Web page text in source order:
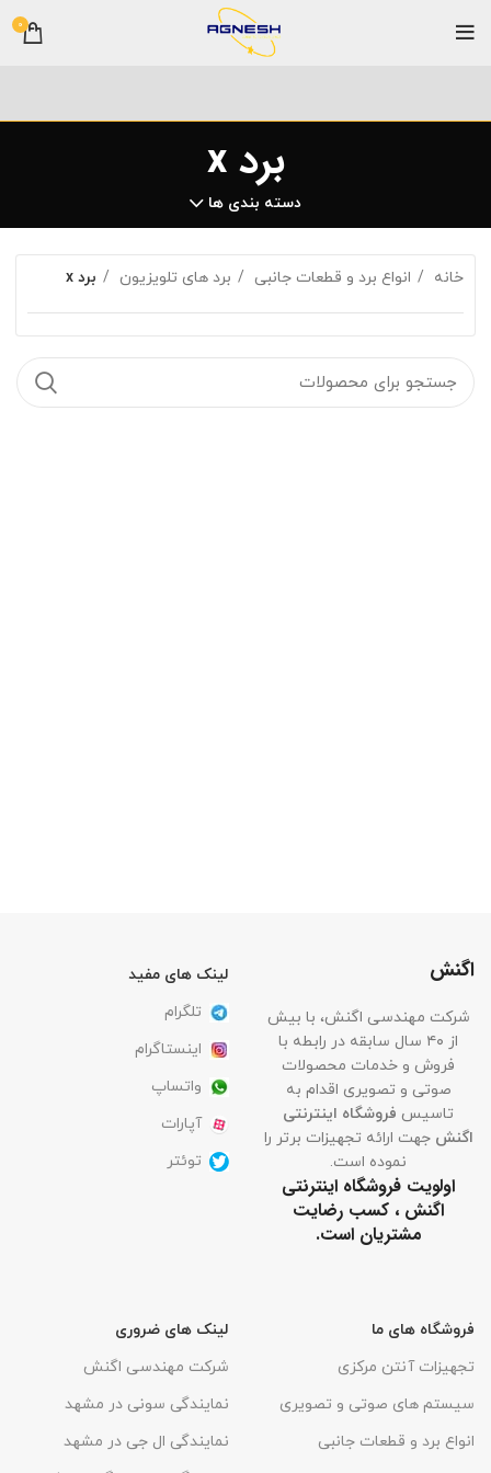
0
برد x
دسته بندی ها
خانه انواع برد و قطعات جانبی برد های تلویزیون برد x
اگنش
شرکت مهندسی اگنش، با بیش
از ۴۰ سال سابقه در رابطه با
فروش و خدمات محصولات
صوتی و تصویری اقدام به
تاسیس فروشگاه اینترنتی
اگنش جهت ارائه تجهیزات برتر را
نموده است.
اولویت فروشگاه اینترنتی
اگنش ، کسب رضایت
مشتریان است.
لینک های مفید
تلگرام
اینستاگرام
واتساپ
آپارات
توئتر
فروشگاه های ما
تجهیزات آنتن مرکزی
سیستم های صوتی و تصویری
انواع برد و قطعات جانبی
لینک های ضروری
شرکت مهندسی اگنش
نمایندگی سونی در مشهد
نمایندگی ال جی در مشهد